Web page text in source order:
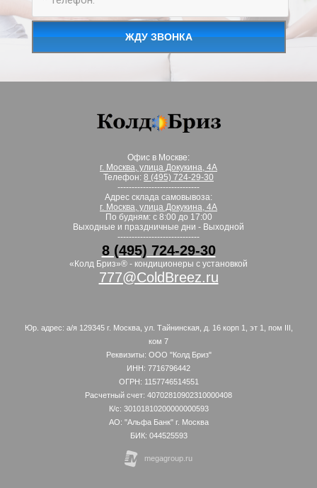
ЖДУ ЗВОНКА
Офис в Москве:
г. Москва, улица Докукина, 4А
Телефон: 8 (495) 724-29-30
-----------------------------
Адрес склада самовывоза:
г. Москва, улица Докукина, 4А
По будням: с 8:00 до 17:00
Выходные и праздничные дни - Выходной
-----------------------------
8 (495) 724-29-30
«Колд Бриз»® - кондиционеры с установкой
777@ColdBreez.ru
Юр. адрес: а/я 129345 г. Москва, ул. Тайнинская, д. 16 корп 1, эт 1, пом III,
ком 7
Реквизиты: ООО "Колд Бриз"
ИНН: 7716796442
ОГРН: 1157746514551
Расчетный счет: 40702810902310000408
К/с: 30101810200000000593
АО: "Альфа Банк" г. Москва
БИК: 044525593